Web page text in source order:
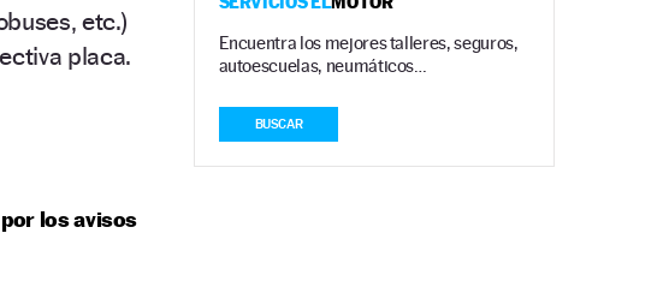
etc.)
placa.
los avisos
Encuentra los mejores talleres, seguros,
autoescuelas, neumáticos…
BUSCAR